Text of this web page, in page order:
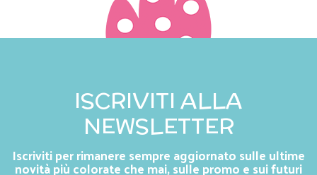
ISCRIVITI ALLA
NEWSLETTER
Iscriviti per rimanere sempre aggiornato sulle ultime
novità più colorate che mai, sulle promo e sui futuri